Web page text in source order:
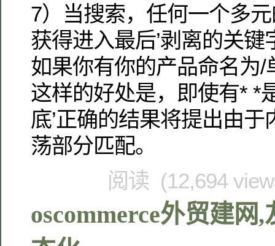
7）当搜索，任何一个多
获得进入最后’剥离的关
如果你有你的产品命名为/
这样的好处是，即使有* *
底’正确的结果将提出由
荡部分匹配。
阅读 (12,694
oscommerce外贸建网